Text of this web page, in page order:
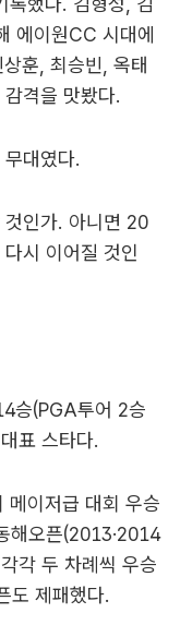
에이원CC 시대에
훈, 최승빈, 옥태
격을 맛봤다.
대였다.
것인가. 아니면 20
시 이어질 것인
승(PGA투어 2승
표 스타다.
메이저급 대회 우승
해오픈(2013·2014
각 두 차례씩 우승
도 제패했다.